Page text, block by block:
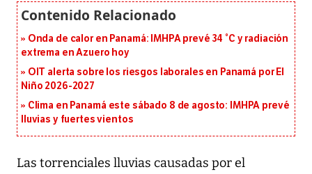
Onda de calor en Panamá: IMHPA prevé 34 °C y radiación
extrema en Azuero hoy
OIT alerta sobre los riesgos laborales en Panamá por El
Niño 2026-2027
Clima en Panamá este sábado 8 de agosto: IMHPA prevé
lluvias y fuertes vientos
Las torrenciales lluvias causadas por el